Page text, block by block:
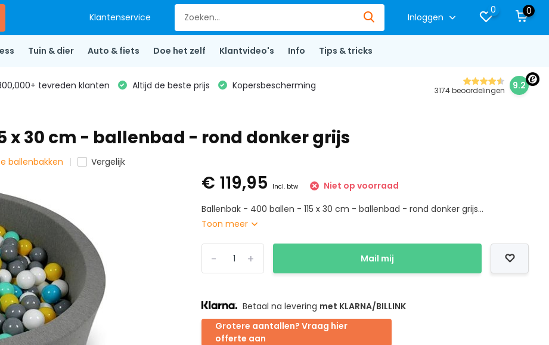
Klantenservice Inloggen
0 0
Tuin & dier Auto & fiets Doe het zelf Klantvideo's Info Tips & tricks
tevreden klanten Altijd de beste prijs Kopersbescherming 3174 beoordelingen 9.2
x 30 cm - ballenbad - rond donker grijs
ballenbakken Vergelijk
€ 119,95 Incl. btw
Niet op voorraad
Ballenbak - 400 ballen - 115 x 30 cm - ballenbad - rond donker grijs...
Toon meer
+
- Mail mij
Betaal na levering met KLARNA/BILLINK
Grotere aantallen? Vraag hier
offerte aan